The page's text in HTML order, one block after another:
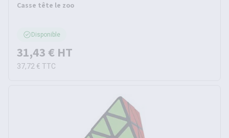
Casse tête le zoo
Disponible
31,43 € HT
37,72 € TTC